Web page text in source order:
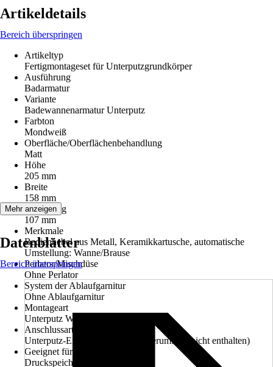
Artikeldetails
Bereich überspringen
Artikeltyp
Fertigmontageset für Unterputzgrundkörper
Ausführung
Badarmatur
Variante
Badewannenarmatur Unterputz
Farbton
Mondweiß
Oberfläche/Oberflächenbehandlung
Matt
Höhe
205 mm
Breite
158 mm
Ausladung
107 mm
Merkmale
Bedienhebel aus Metall, Keramikkartusche, automatische
Umstellung: Wanne/Brause
Perlator/Mischdüse
Ohne Perlator
System der Ablaufgarnitur
Ohne Ablaufgarnitur
Montageart
Unterputz Wandmontage
Anschlussart
Unterputz-Einbaukörper (im Lieferumfang nicht enthalten)
Geeignet für
Druckspeicher, Durchlauferhitzer
Mehr anzeigen
Datenblätter
Bereich überspringen